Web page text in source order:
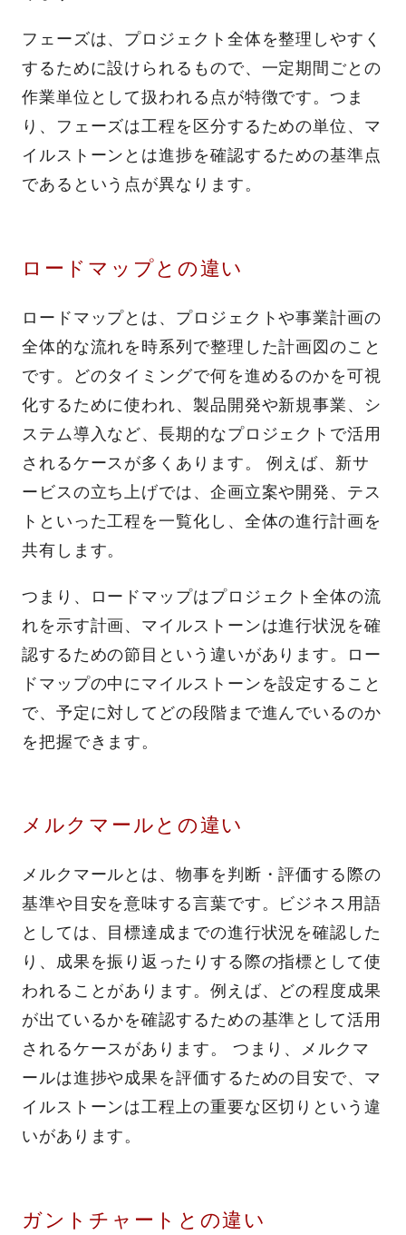
フェーズは、プロジェクト全体を整理しやすく
するために設けられるもので、一定期間ごとの
作業単位として扱われる点が特徴です。つま
り、フェーズは工程を区分するための単位、マ
イルストーンとは進捗を確認するための基準点
であるという点が異なります。
ロードマップとの違い
ロードマップとは、プロジェクトや事業計画の
全体的な流れを時系列で整理した計画図のこと
です。どのタイミングで何を進めるのかを可視
化するために使われ、製品開発や新規事業、シ
ステム導入など、長期的なプロジェクトで活用
されるケースが多くあります。 例えば、新サ
ービスの立ち上げでは、企画立案や開発、テス
トといった工程を一覧化し、全体の進行計画を
共有します。
つまり、ロードマップはプロジェクト全体の流
れを示す計画、マイルストーンは進行状況を確
認するための節目という違いがあります。ロー
ドマップの中にマイルストーンを設定すること
で、予定に対してどの段階まで進んでいるのか
を把握できます。
メルクマールとの違い
メルクマールとは、物事を判断・評価する際の
基準や目安を意味する言葉です。ビジネス用語
としては、目標達成までの進行状況を確認した
り、成果を振り返ったりする際の指標として使
われることがあります。例えば、どの程度成果
が出ているかを確認するための基準として活用
されるケースがあります。 つまり、メルクマ
ールは進捗や成果を評価するための目安で、マ
イルストーンは工程上の重要な区切りという違
いがあります。
ガントチャートとの違い